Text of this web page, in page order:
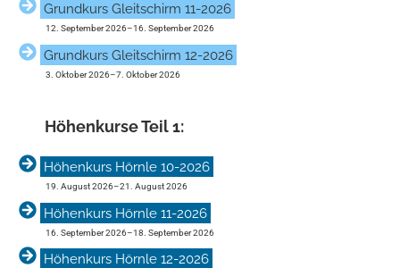
Grundkurs Gleitschirm 11-2026
12. September 2026–16. September 2026
Grundkurs Gleitschirm 12-2026
3. Oktober 2026–7. Oktober 2026
Höhen­kurse Teil 1:
Höhenkurs Hörnle 10-2026
19. August 2026–21. August 2026
Höhenkurs Hörnle 11-2026
16. September 2026–18. September 2026
Höhenkurs Hörnle 12-2026